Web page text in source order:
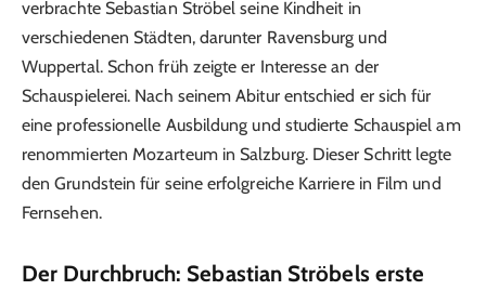
verbrachte Sebastian Ströbel seine Kindheit in
verschiedenen Städten, darunter Ravensburg und
Wuppertal. Schon früh zeigte er Interesse an der
Schauspielerei. Nach seinem Abitur entschied er sich für
eine professionelle Ausbildung und studierte Schauspiel am
renommierten Mozarteum in Salzburg. Dieser Schritt legte
den Grundstein für seine erfolgreiche Karriere in Film und
Fernsehen.
Der Durchbruch: Sebastian Ströbels erste